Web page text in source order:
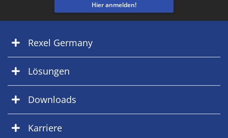
Hier anmelden!
Rexel Germany
Lösungen
Downloads
Karriere